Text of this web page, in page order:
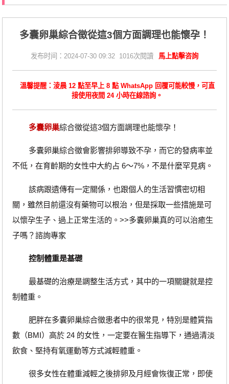
​多囊卵巢綜合徵從這3個方面調理也能懷孕！
发布时间：2024-07-30 09:32 1016次閱讀 馬上點擊咨詢
溫馨提醒：淩晨 12 點至早上 8 點 WhatsApp 回覆可能較慢，可直
接使用夜間 24 小時在線諮詢。
多囊卵巢綜合徵從這3個方面調理也能懷孕！
多囊卵巢綜合徵會影響排卵導致不孕，而它的發病率並
不低，在育齡期的女性中大約占 6～7%，不是什麼罕見病。
該病跟遺傳有一定關係，也跟個人的生活習慣密切相
關，雖然目前還沒有藥物可以根治，但是採取一些措施是可
以懷孕生子、過上正常生活的。>>多囊卵巢真的可以治癒生
子嗎？諮詢專家
控制體重是基礎
最基礎的治療是調整生活方式，其中的一項關鍵就是控
制體重。
肥胖在多囊卵巢綜合徵患者中的很常見，特別是體質指
數（BMI）高於 24 的女性，一定要在醫生指導下，通過清淡
飲食、堅持有氧運動等方式減輕體重。
很多女性在體重減輕之後排卵及月經會恢復正常，即使